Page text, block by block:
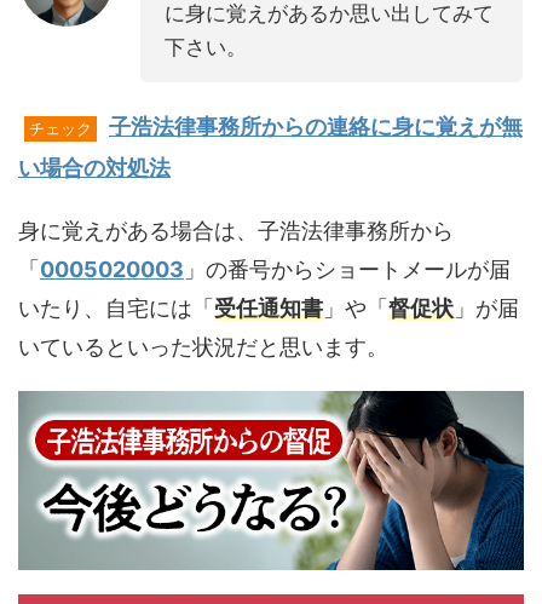
に身に覚えがあるか思い出してみて
下さい。
チェック
子浩法律事務所からの連絡に身に覚えが無
い場合の対処法
身に覚えがある場合は、子浩法律事務所から
「 0005020003 」の番号からショートメールが届
いたり、自宅には「 受任通知書 」や「 督促状 」が届
いているといった状況だと思います。